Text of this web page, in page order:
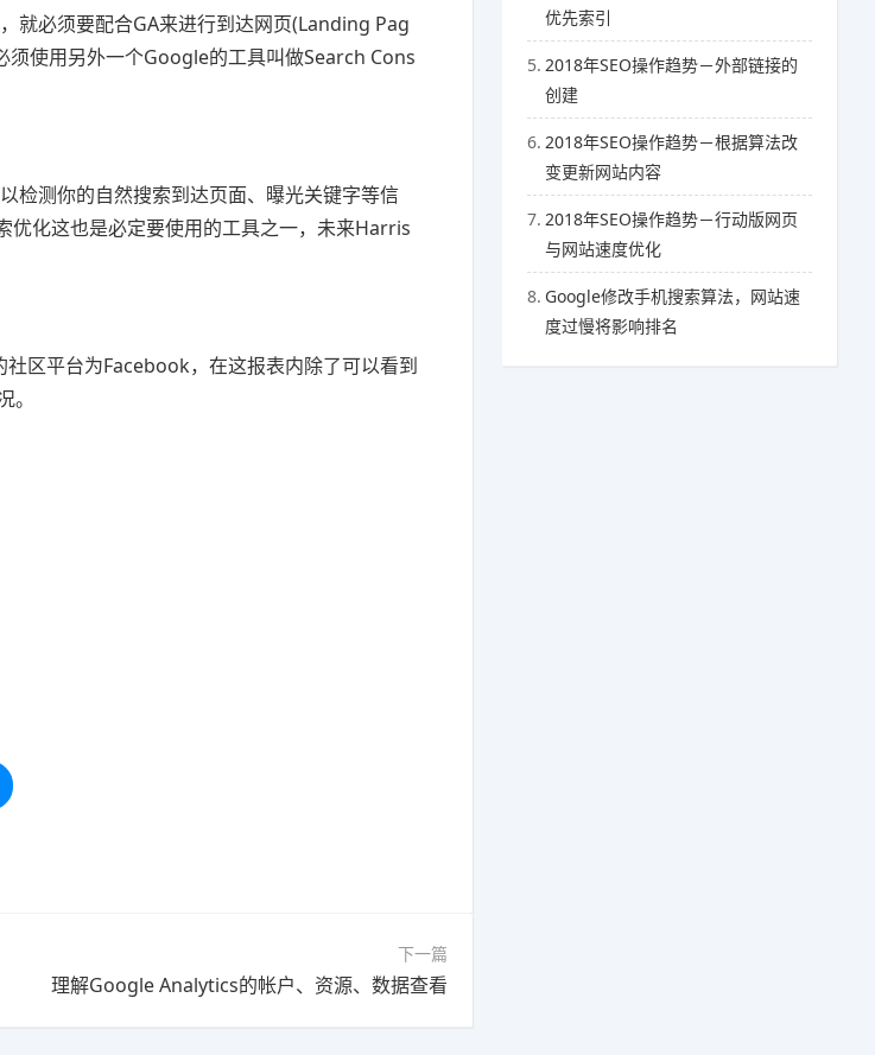
就必须要配合GA来进行到达网页(Landing Pag
须使用另外一个Google的工具叫做Search Cons
检测你的自然搜索到达页面、曝光关键字等信
优化这也是必定要使用的工具之一，未来Harris
区平台为Facebook，在这报表内除了可以看到
联系我们48小时处理！！！！
下一篇
理解Google Analytics的帐户、资源、数据查看
优先索引
5. 2018年SEO操作趋势－外部链接的
创建
6. 2018年SEO操作趋势－根据算法改
变更新网站内容
7. 2018年SEO操作趋势－行动版网页
与网站速度优化
8. Google修改手机搜索算法，网站速
度过慢将影响排名